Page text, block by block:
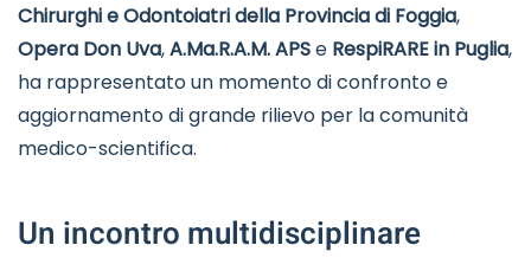
Chirurghi e Odontoiatri della Provincia di Foggia,
Opera Don Uva,A.Ma.R.A.M. APSe RespiRARE in Puglia,
ha rappresentato un momento di confronto e
aggiornamento di grande rilievo per la comunità
medico-scientifica.
Un incontro multidisciplinare